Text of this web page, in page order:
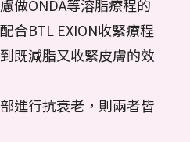
做ONDA等溶脂療程的
合BTL EXION收緊療程
既減脂又收緊皮膚的效
進行抗衰老，則兩者皆